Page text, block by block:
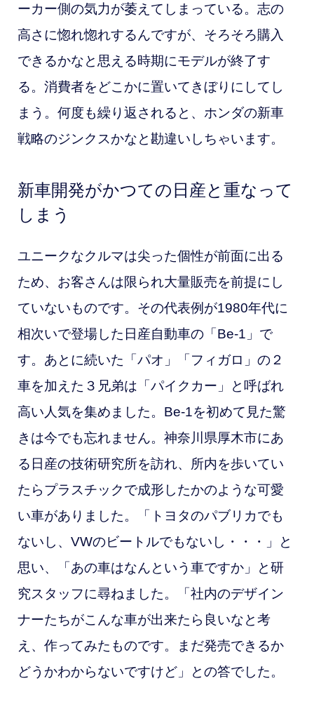
ーカー側の気力が萎えてしまっている。志の
高さに惚れ惚れするんですが、そろそろ購入
できるかなと思える時期にモデルが終了す
る。消費者をどこかに置いてきぼりにしてし
まう。何度も繰り返されると、ホンダの新車
戦略のジンクスかなと勘違いしちゃいます。
新車開発がかつての日産と重なって
しまう
ユニークなクルマは尖った個性が前面に出る
ため、お客さんは限られ大量販売を前提にし
ていないものです。その代表例が1980年代に
相次いで登場した日産自動車の「Be-1」で
す。あとに続いた「パオ」「フィガロ」の２
車を加えた３兄弟は「パイクカー」と呼ばれ
高い人気を集めました。Be-1を初めて見た驚
きは今でも忘れません。神奈川県厚木市にあ
る日産の技術研究所を訪れ、所内を歩いてい
たらプラスチックで成形したかのような可愛
い車がありました。「トヨタのパブリカでも
ないし、VWのビートルでもないし・・・」と
思い、「あの車はなんという車ですか」と研
究スタッフに尋ねました。「社内のデザイン
ナーたちがこんな車が出来たら良いなと考
え、作ってみたものです。まだ発売できるか
どうかわからないですけど」との答でした。